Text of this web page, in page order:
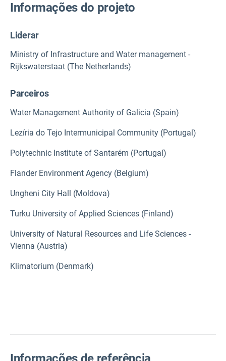
Informações do projeto
Liderar
Ministry of Infrastructure and Water management -
Rijkswaterstaat (The Netherlands)
Parceiros
Water Management Authority of Galicia (Spain)
Lezíria do Tejo Intermunicipal Community (Portugal)
Polytechnic Institute of Santarém (Portugal)
Flander Environment Agency (Belgium)
Ungheni City Hall (Moldova)
Turku University of Applied Sciences (Finland)
University of Natural Resources and Life Sciences -
Vienna (Austria)
Klimatorium (Denmark)